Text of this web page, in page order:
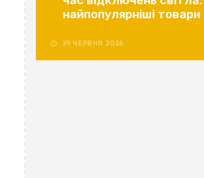
найпопулярніші товари
29 ЧЕРВНЯ 2026